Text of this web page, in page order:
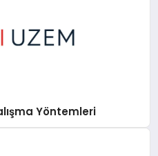
Yöntemleri